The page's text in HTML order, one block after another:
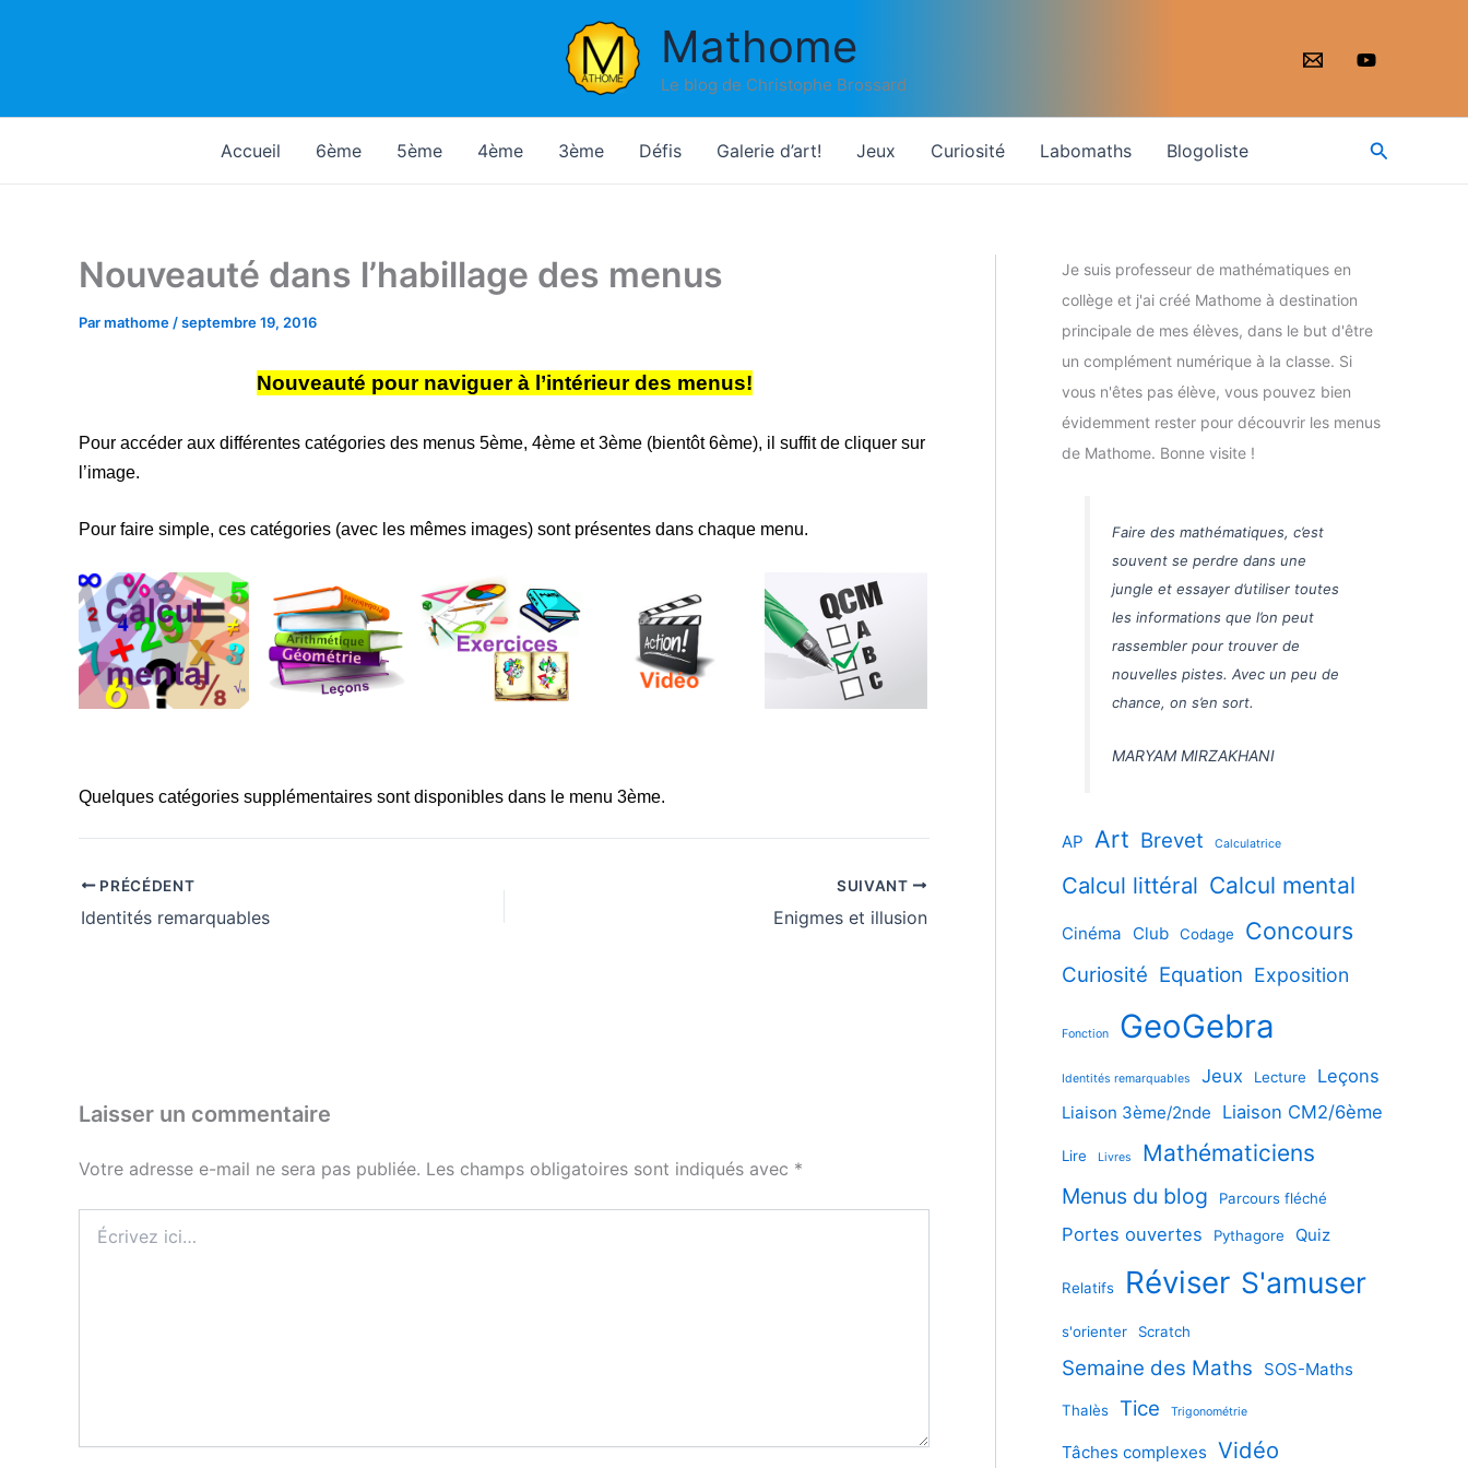
Mathome
Le blog de Christophe Brossard
Accueil 6ème 5ème 4ème 3ème Défis Galerie d’art! Jeux Curiosité Labomaths Blogoliste
Nouveauté dans l’habillage des menus
Parmathome /septembre 19, 2016
Nouveauté pour naviguer à l’intérieur des menus!
Pour accéder aux différentes catégories des menus 5ème, 4ème et 3ème (bientôt 6ème), il suffit de cliquer sur
l’image.
Pour faire simple, ces catégories (avec les mêmes images) sont présentes dans chaque menu.
Quelques catégories supplémentaires sont disponibles dans le menu 3ème.
PRÉCÉDENT
Identités remarquables
SUIVANT
Enigmes et illusion
Laisser un commentaire
Votre adresse e-mail ne sera pas publiée. Les champs obligatoires sont indiqués avec *
ici…
Je suis professeur de mathématiques en
collège et j'ai créé Mathome à destination
principale de mes élèves, dans le but d'être
un complément numérique à la classe. Si
vous n'êtes pas élève, vous pouvez bien
évidemment rester pour découvrir les menus
de Mathome. Bonne visite !
Faire des mathématiques, c’est
souvent se perdre dans une
jungle et essayer d’utiliser toutes
les informations que l’on peut
rassembler pour trouver de
nouvelles pistes. Avec un peu de
chance, on s’en sort.
MARYAM MIRZAKHANI
AP Art Brevet Calculatrice
Calcul littéral Calcul mental
Cinéma Club Codage Concours
Curiosité Equation Exposition
Fonction GeoGebra
Identités remarquables Jeux Lecture Leçons
Liaison 3ème/2nde Liaison CM2/6ème
Lire Livres Mathématiciens
Menus du blog Parcours fléché
Portes ouvertes Pythagore Quiz
Relatifs Réviser S'amuser
s'orienter Scratch
Semaine des Maths SOS-Maths
Thalès Tice Trigonométrie
Tâches complexes Vidéo